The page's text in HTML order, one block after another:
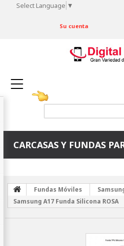
Select Language ▼
Su cuenta
CARCASAS Y FUNDAS
Fundas Móviles
Samsung A17 Funda Silicona ROSA